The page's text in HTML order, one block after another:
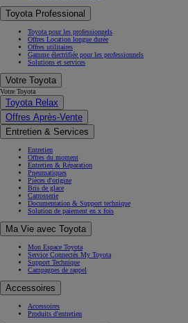
Toyota Professional
Toyota pour les professionnels
Offres Location longue durée
Offres utilitaires
Gamme électrifiée pour les professionnels
Solutions et services
Votre Toyota
Votre Toyota
Toyota Relax
Offres Après-Vente
Entretien & Services
Entretien
Offres du moment
Entretien & Réparation
Pneumatiques
Pièces d'origine
Bris de glace
Carrosserie
Documentation & Support technique
Solution de paiement en x fois
Ma Vie avec Toyota
Mon Espace Toyota
Service Connectés My Toyota
Support Technique
Campagnes de rappel
Accessoires
Accessoires
Produits d'entretien